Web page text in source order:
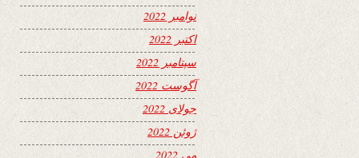
نوامبر 2022
اکتبر 2022
سپتامبر 2022
آگوست 2022
جولای 2022
ژوئن 2022
می 2022